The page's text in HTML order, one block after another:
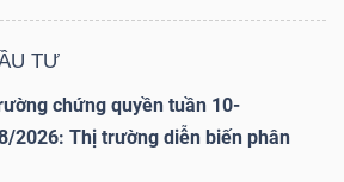
TƯ
chứng quyền tuần 10-
2026: Thị trường diễn biến phân